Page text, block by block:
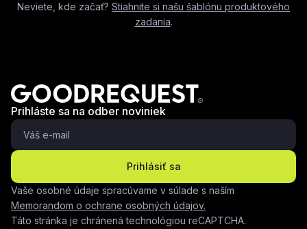
Neviete, kde začať? Stiahnite si našu šablónu produktového
zadania.
Prihláste sa na odber noviniek
Prihlásiť sa
Vaše osobné údaje spracúvame v súlade s naším
Memorandom o ochrane osobných údajov.
Táto stránka je chránená technológiou reCAPTCHA.